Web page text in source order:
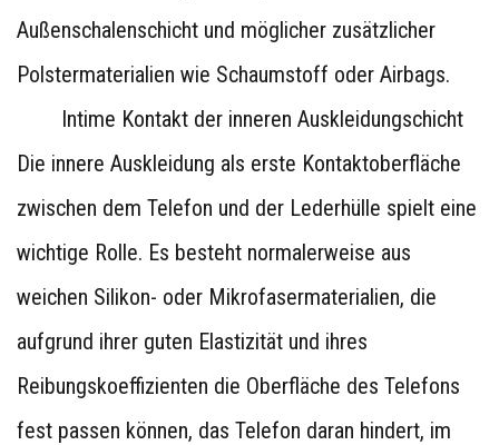
Außenschalenschicht und möglicher zusätzlicher
Polstermaterialien wie Schaumstoff oder Airbags.
Intime Kontakt der inneren Auskleidungschicht
Die innere Auskleidung als erste Kontaktoberfläche
zwischen dem Telefon und der Lederhülle spielt eine
wichtige Rolle. Es besteht normalerweise aus
weichen Silikon- oder Mikrofasermaterialien, die
aufgrund ihrer guten Elastizität und ihres
Reibungskoeffizienten die Oberfläche des Telefons
fest passen können, das Telefon daran hindert, im